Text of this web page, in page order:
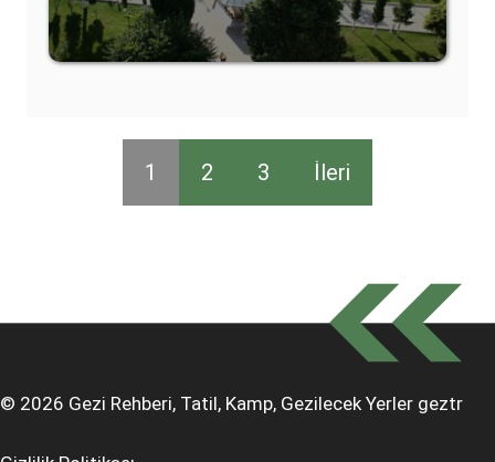
1 2 3 İleri
© 2026 Gezi Rehberi, Tatil, Kamp, Gezilecek Yerler geztr